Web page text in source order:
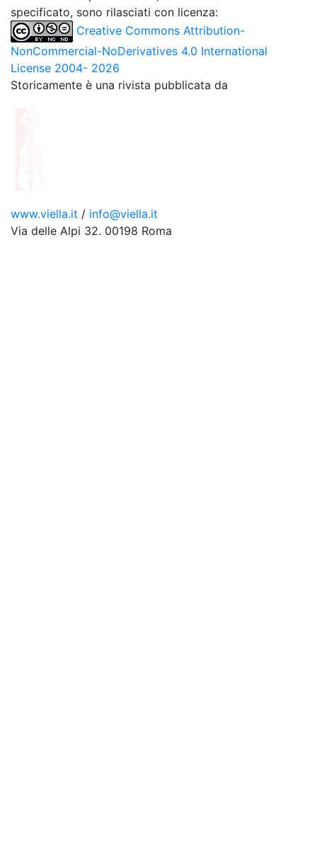
specificato, sono rilasciati con licenza:
Creative Commons Attribution-
NonCommercial-NoDerivatives 4.0 International
License 2004- 2026
Storicamente è una rivista pubblicata da
www.viella.it / info@viella.it
Via delle Alpi 32. 00198 Roma